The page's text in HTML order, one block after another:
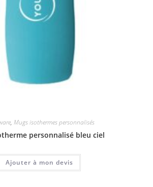
, Mugs isothermes personnalisés
personnalisé bleu ciel
Ajouter à mon devis